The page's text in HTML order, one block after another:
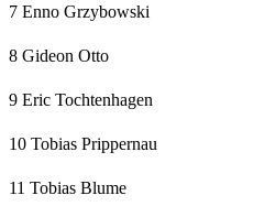
7 Enno Grzybowski
8 Gideon Otto
9 Eric Tochtenhagen
10 Tobias Prippernau
11 Tobias Blume